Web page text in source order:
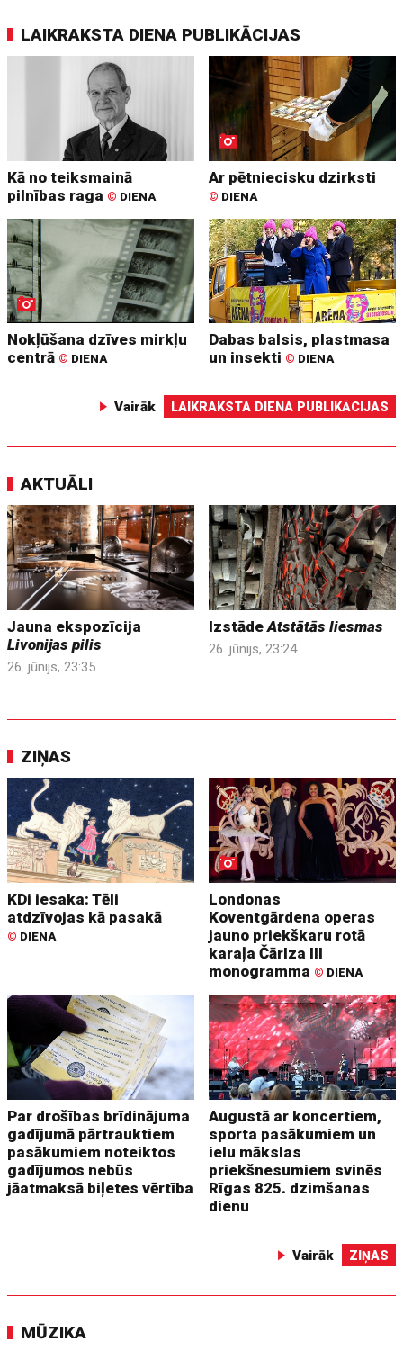
LAIKRAKSTA DIENA PUBLIKĀCIJAS
Kā no teiksmainā
pilnības raga © DIENA
Ar pētniecisku dzirksti
© DIENA
Nokļūšana dzīves mirkļu
centrā © DIENA
Dabas balsis, plastmasa
un insekti © DIENA
Vairāk LAIKRAKSTA DIENA PUBLIKĀCIJAS
AKTUĀLI
Jauna ekspozīcija
Livonijas pilis
26. jūnijs, 23:35
IzstādeAtstātās liesmas
26. jūnijs, 23:24
ZIŅAS
KDi iesaka: Tēli
atdzīvojas kā pasakā
© DIENA
Londonas
Koventgārdena operas
jauno priekškaru rotā
karaļa Čārlza III
monogramma © DIENA
Par drošības brīdinājuma
gadījumā pārtrauktiem
pasākumiem noteiktos
gadījumos nebūs
jāatmaksā biļetes vērtība
Augustā ar koncertiem,
sporta pasākumiem un
ielu mākslas
priekšnesumiem svinēs
Rīgas 825. dzimšanas
dienu
Vairāk ZIŅAS
MŪZIKA